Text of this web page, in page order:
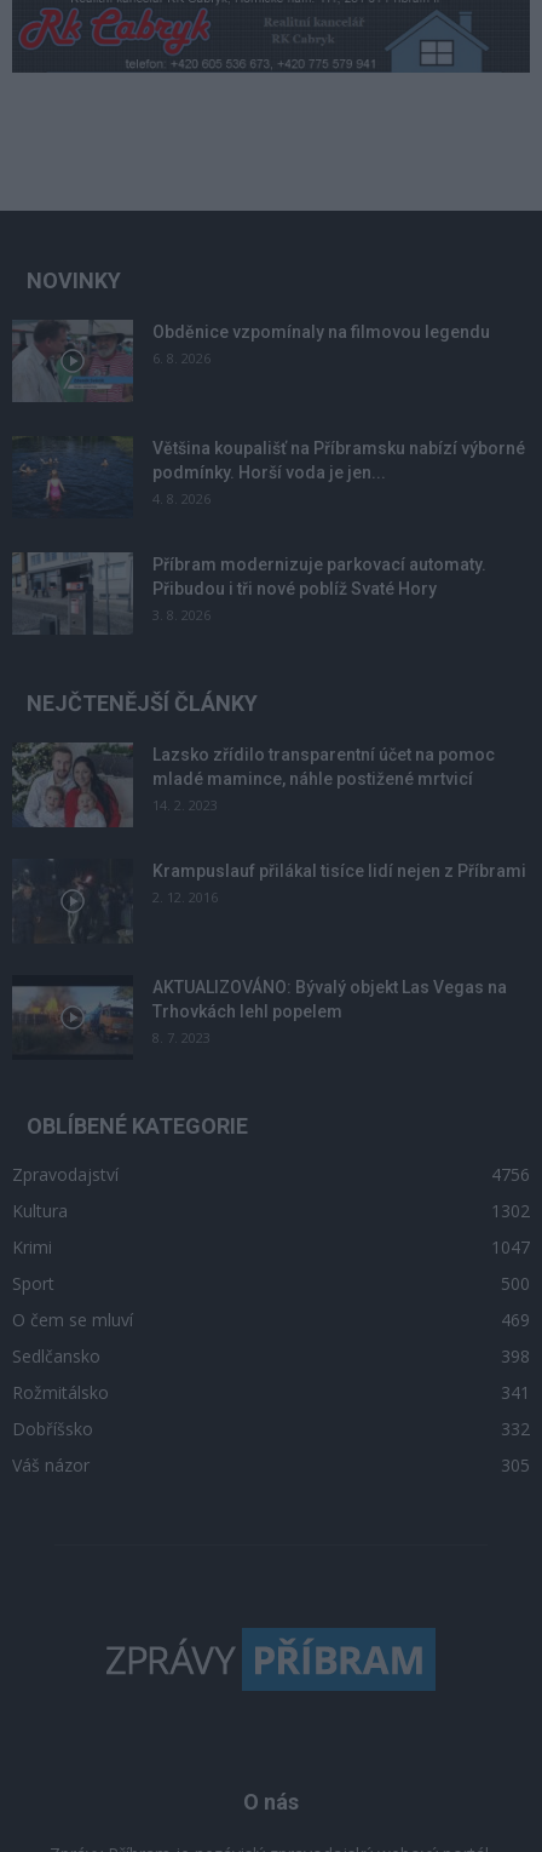
NOVINKY
Obděnice vzpomínaly na filmovou legendu
6. 8. 2026
Většina koupališť na Příbramsku nabízí výborné
podmínky. Horší voda je jen...
4. 8. 2026
Příbram modernizuje parkovací automaty.
Přibudou i tři nové poblíž Svaté Hory
3. 8. 2026
NEJČTENĚJŠÍ ČLÁNKY
Lazsko zřídilo transparentní účet na pomoc
mladé mamince, náhle postižené mrtvicí
14. 2. 2023
Krampuslauf přilákal tisíce lidí nejen z Příbrami
2. 12. 2016
AKTUALIZOVÁNO: Bývalý objekt Las Vegas na
Trhovkách lehl popelem
8. 7. 2023
OBLÍBENÉ KATEGORIE
Zpravodajství
4756
Kultura
1302
Krimi
1047
Sport
500
O čem se mluví
469
Sedlčansko
398
Rožmitálsko
341
Dobříšsko
332
Váš názor
305
O nás